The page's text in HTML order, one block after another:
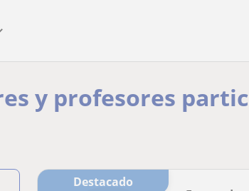
y profesores
Destacado